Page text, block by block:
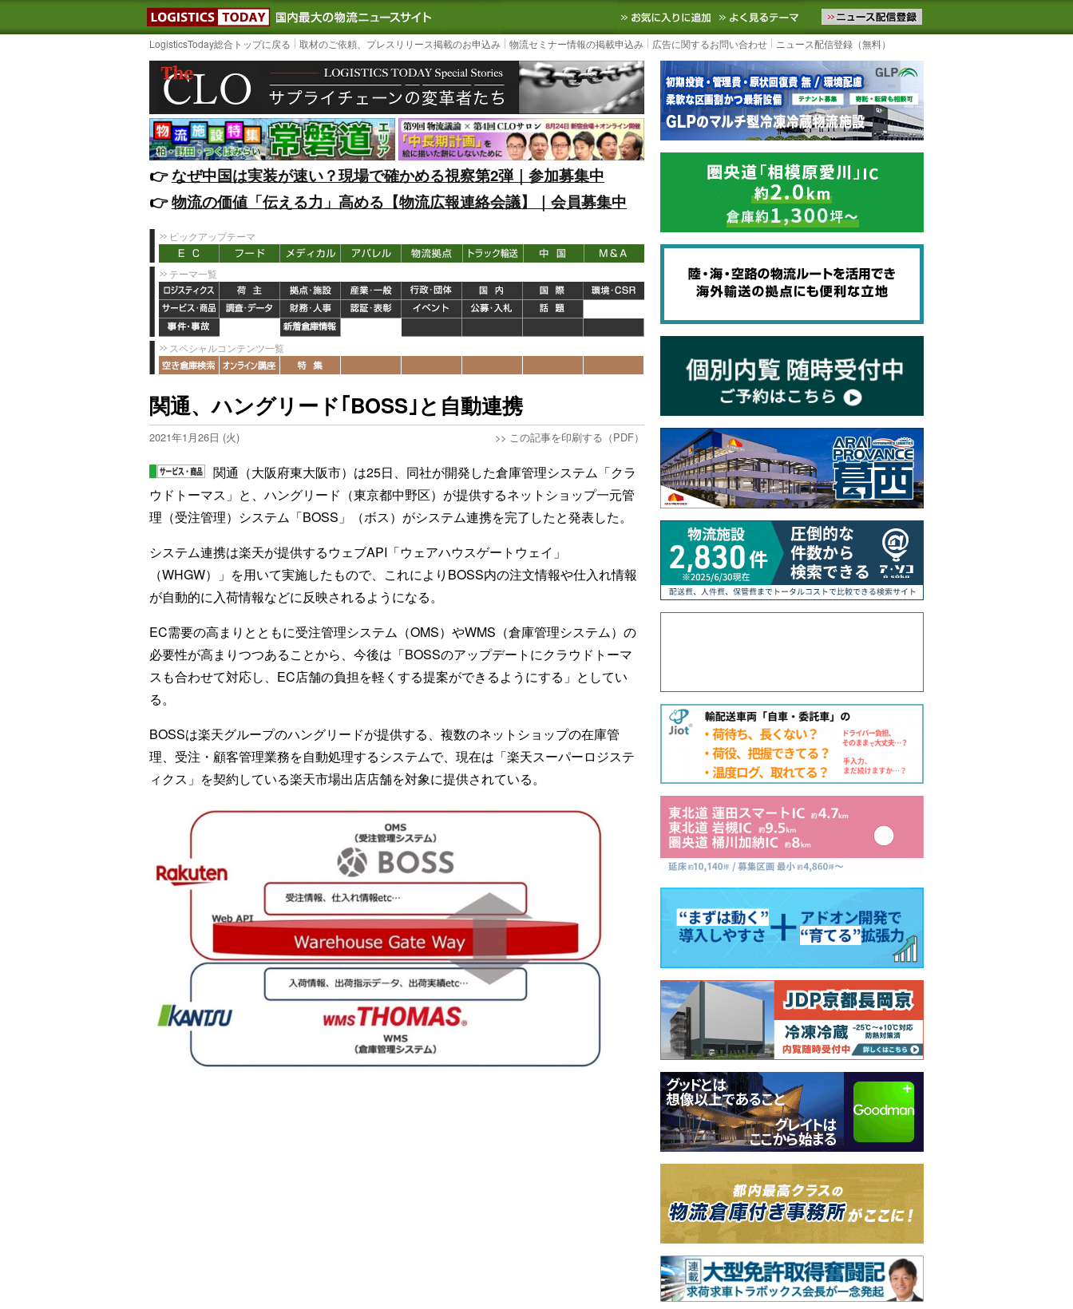
LOGISTICS TODAY｜国内最大の物流ニュースサイト3PL, SCMなど国内外の最新の物流ニュースをお届けします。物流ニュースメール配信を登録す
お気に入りに追加 よく見るテーマ
LogisticsToday総合トップに戻る 取材のご依頼、プレスリリース掲載のお申込み 物流セミナー情報の掲載申込み 広告に関するお問い合わせ ニュース配信登録（無料）
👉️なぜ中国は実装が速い？現場で確かめる視察第2弾｜参加募集中
👉️物流の価値「伝える力」高める【物流広報連絡会議】｜会員募集中
ピックアップテーマ
テーマ一覧
スペシャルコンテンツ一覧
関通、ハングリード｢BOSS｣と自動連携
2021年1月26日 (火) >> この記事を印刷する（PDF）
関通（大阪府東大阪市）は25日、同社が開発した倉庫管理システム「クラ
ウドトーマス」と、ハングリード（東京都中野区）が提供するネットショップ一元管
理（受注管理）システム「BOSS」（ボス）がシステム連携を完了したと発表した。
システム連携は楽天が提供するウェブAPI「ウェアハウスゲートウェイ」
（WHGW）」を用いて実施したもので、これによりBOSS内の注文情報や仕入れ情報
が自動的に入荷情報などに反映されるようになる。
EC需要の高まりとともに受注管理システム（OMS）やWMS（倉庫管理システム）の
必要性が高まりつつあることから、今後は「BOSSのアップデートにクラウドトーマ
スも合わせて対応し、EC店舗の負担を軽くする提案ができるようにする」としてい
る。
BOSSは楽天グループのハングリードが提供する、複数のネットショップの在庫管
理、受注・顧客管理業務を自動処理するシステムで、現在は「楽天スーパーロジステ
ィクス」を契約している楽天市場出店店舗を対象に提供されている。